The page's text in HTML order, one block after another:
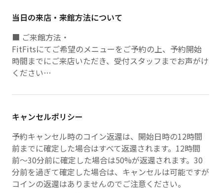
当日の来店・来館方法について
■ ご来館方法・
FitFitsにてご希望のメニューをご予約の上、予約開始
時間までにご来店いただき、受付スタッフまでお声がけ
ください
が可能です。
ーブはご持参してください。
キャンセルポリシー
予約キャンセル時のコイン返還は、開始日時の12時間
前までに確定した場合はすべて返還されます。12時間
前〜30分前に確定した場合は50%が返還されます。30
分前を過ぎて確定した場合は、キャンセルは可能ですが
コインの返還はありませんのでご注意ください。